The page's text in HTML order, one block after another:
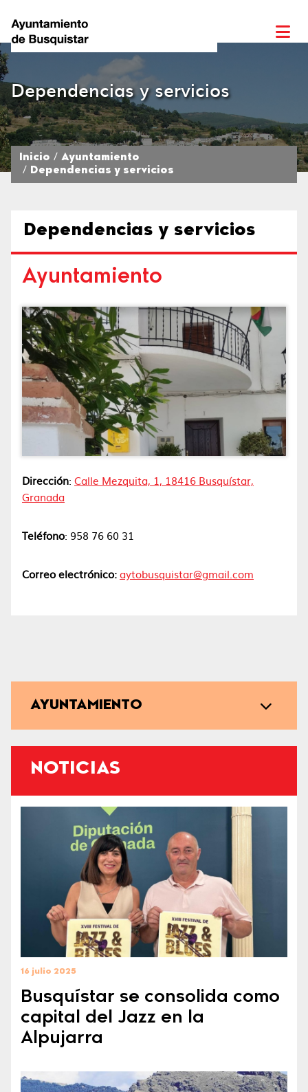
Dependencias y servicios
Inicio
Ayuntamiento
Dependencias y servicios
AYUNTAMIENTO
NOTICIAS
16 julio 2025
Busquístar se consolida como
capital del Jazz en la
Alpujarra
Dependencias y servicios
Ayuntamiento
Dirección: Calle Mezquita, 1, 18416 Busquístar,
Granada
Teléfono: 958 76 60 31
Correo electrónico:aytobusquistar@gmail.com